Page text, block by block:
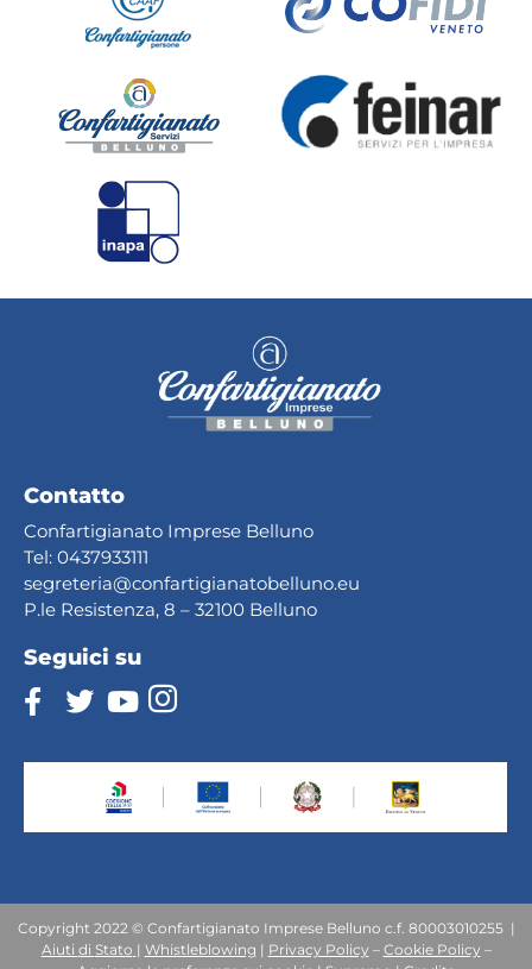
Contatto
Confartigianato Imprese Belluno
Tel: 0437933111
segreteria@confartigianatobelluno.eu
P.le Resistenza, 8 – 32100 Belluno
Seguici su
Copyright 2022 © Confartigianato Imprese Belluno c.f. 80003010255 |
Aiuti di Stato | Whistleblowing | Privacy Policy – Cookie Policy –